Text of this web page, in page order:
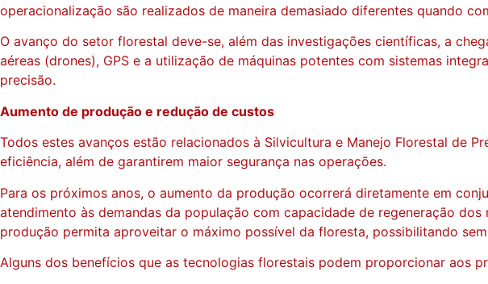
operacionalização são realizados de maneira demasiado diferentes quando
O avanço do setor florestal deve-se, além das investigações científicas, a
aéreas (drones), GPS e a utilização de máquinas potentes com sistemas
precisão.
Aumento de produção e redução de custos
Todos estes avanços estão relacionados à Silvicultura e Manejo Florestal de
eficiência, além de garantirem maior segurança nas operações.
Para os próximos anos, o aumento da produção ocorrerá diretamente em
atendimento às demandas da população com capacidade de regeneração
produção permita aproveitar o máximo possível da floresta, possibilitando
Alguns dos benefícios que as tecnologias florestais podem proporcionar aos